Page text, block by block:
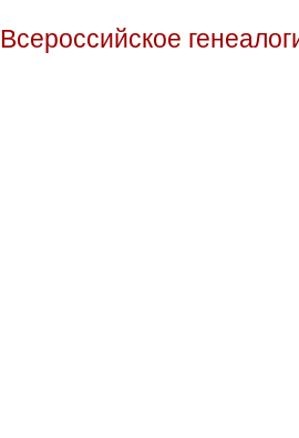
Всероссийское